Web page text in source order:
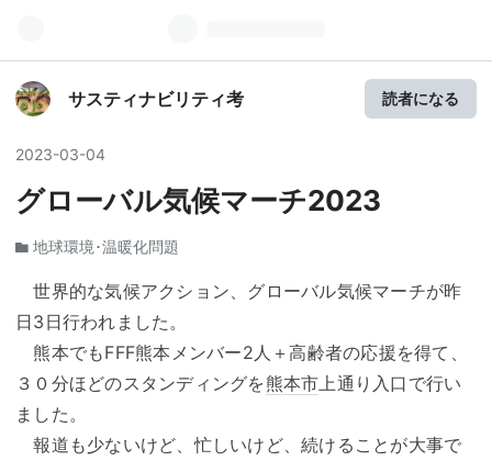
サスティナビリティ考 読者になる
2023-03-04
グローバル気候マーチ2023
地球環境･温暖化問題
世界的な気候アクション、グローバル気候マーチが昨
日3日行われました。
熊本でもFFF熊本メンバー2人＋高齢者の応援を得て、
３０分ほどのスタンディングを熊本市上通り入口で行い
ました。
報道も少ないけど、忙しいけど、続けることが大事で